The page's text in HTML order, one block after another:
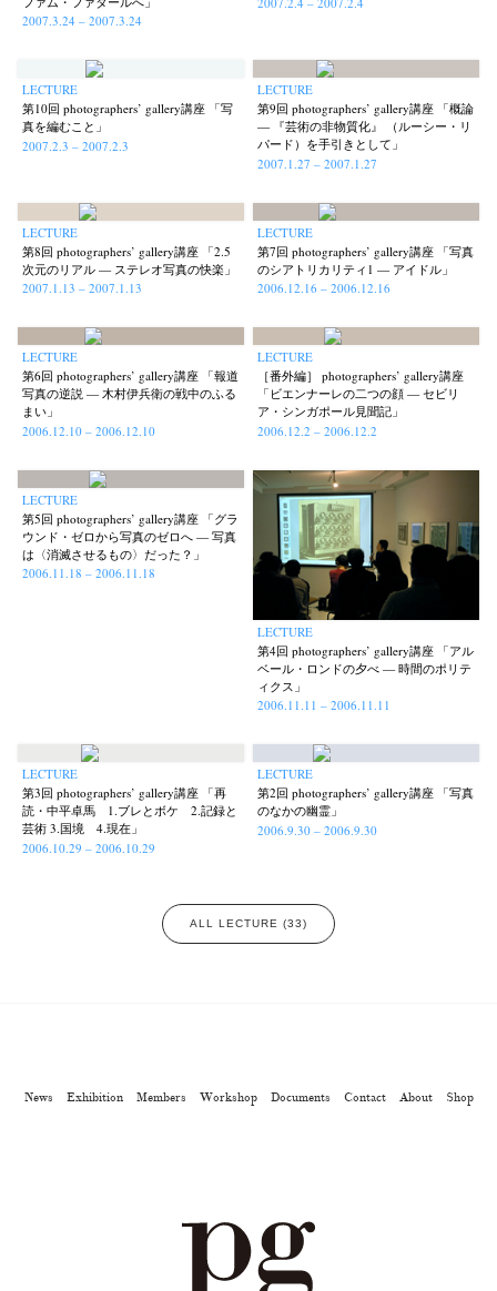
2007.3.24 – 2007.3.24
LECTURE
第10回 photographers’ gallery講座 「写
真を編むこと」
2007.2.3 – 2007.2.3
LECTURE
第9回 photographers’ gallery講座 「概論
— 『芸術の非物質化』 （ルーシー・リ
パード）を手引きとして」
2007.1.27 – 2007.1.27
LECTURE
第8回 photographers’ gallery講座 「2.5
次元のリアル — ステレオ写真の快楽」
2007.1.13 – 2007.1.13
LECTURE
第7回 photographers’ gallery講座 「写真
のシアトリカリティ1 — アイドル」
2006.12.16 – 2006.12.16
LECTURE
第6回 photographers’ gallery講座 「報道
写真の逆説 — 木村伊兵衛の戦中のふる
まい」
2006.12.10 – 2006.12.10
LECTURE
［番外編］ photographers’ gallery講座
「ビエンナーレの二つの顔 — セビリ
ア・シンガポール見聞記」
2006.12.2 – 2006.12.2
LECTURE
第5回 photographers’ gallery講座 「グラ
ウンド・ゼロから写真のゼロへ — 写真
は〈消滅させるもの〉だった？」
2006.11.18 – 2006.11.18
LECTURE
第4回 photographers’ gallery講座 「アル
ベール・ロンドの夕べ — 時間のポリテ
ィクス」
2006.11.11 – 2006.11.11
LECTURE
第3回 photographers’ gallery講座 「再
読・中平卓馬 1.ブレとボケ 2.記録と
芸術 3.国境 4.現在」
2006.10.29 – 2006.10.29
LECTURE
第2回 photographers’ gallery講座 「写真
のなかの幽霊」
2006.9.30 – 2006.9.30
ALL LECTURE (33)
News Exhibition Members Workshop Documents Contact About Shop